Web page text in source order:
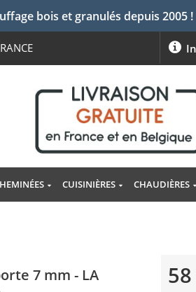
bois et granulés depuis 2005 !
CUISINIÈRES CHAUDIÈRES
7 mm - LA